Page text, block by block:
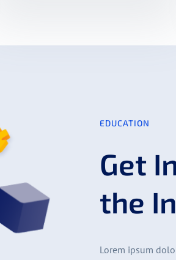
EDUCATION
Get
the
Lorem ipsum